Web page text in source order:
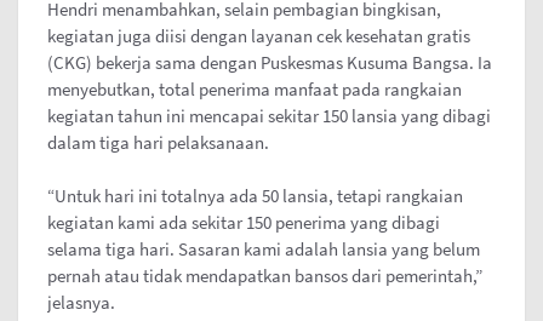
Hendri menambahkan, selain pembagian bingkisan,
kegiatan juga diisi dengan layanan cek kesehatan gratis
(CKG) bekerja sama dengan Puskesmas Kusuma Bangsa. Ia
menyebutkan, total penerima manfaat pada rangkaian
kegiatan tahun ini mencapai sekitar 150 lansia yang dibagi
dalam tiga hari pelaksanaan.
“Untuk hari ini totalnya ada 50 lansia, tetapi rangkaian
kegiatan kami ada sekitar 150 penerima yang dibagi
selama tiga hari. Sasaran kami adalah lansia yang belum
pernah atau tidak mendapatkan bansos dari pemerintah,”
jelasnya.